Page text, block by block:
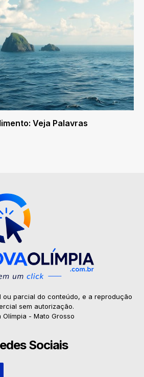
Veja Palavras
ou parcial do conteúdo, e a reprodução
sem autorização.
Olímpia - Mato Grosso
Sociais